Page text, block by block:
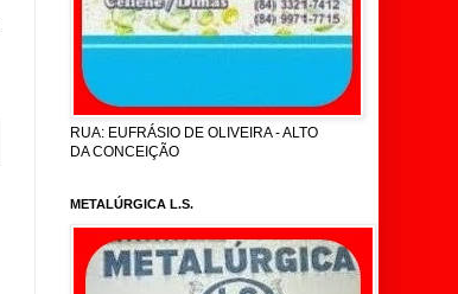
RUA: EUFRÁSIO DE OLIVEIRA - ALTO
DA CONCEIÇÃO
METALÚRGICA L.S.